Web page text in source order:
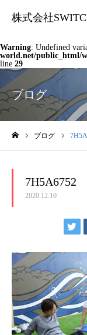
株式会社
Warning: Undefined
world.net/public_html/
line 29
ブログ
ブログ
7H5A6752
2020.12.10